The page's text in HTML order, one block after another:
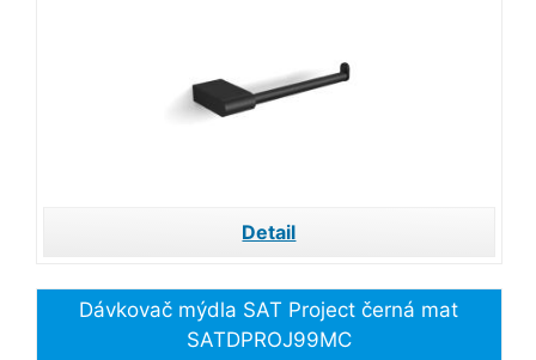
Detail
Dávkovač mýdla SAT Project černá mat
SATDPROJ99MC